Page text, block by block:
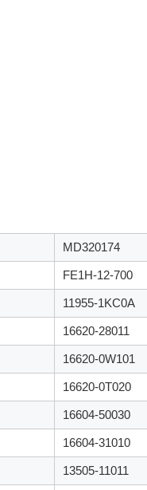
MD320174
FE1H-12-700
11955-1KC0A
16620-28011
16620-0W101
16620-0T020
16604-50030
16604-31010
13505-11011